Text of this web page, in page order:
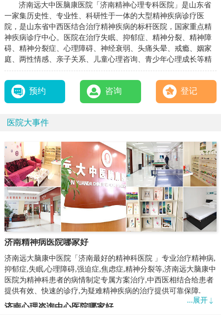
济南远大中医脑康医院「济南精神心理专科医院」是山东省
一家集历史性、专业性、科研性于一体的大型精神疾病诊疗医
院，是山东省中西医结合治疗精神疾病的标杆医院，国家重点精
神疾病诊疗中心。医院在治疗失眠、抑郁症、精神分裂、精神障
碍、精神分裂症、心理障碍、神经衰弱、头痛头晕、戒瘾、姻家
庭、两性情感、亲子关系、儿童心理咨询、青少年心理成长等精
神心理疾病领域疗效显著，是济南最好的精神科医院。
预约 咨询 登记
医院大事件
济南精神病医院哪家好
济南远大脑康中医院「济南最好的精神科医院 」专业治疗精神病,
抑郁症,失眠,心理障碍,强迫症,焦虑症,精神分裂等,济南远大脑康中
医院为精神科患者的病情制定专属方案治疗,中西医相结合给患者
提供有效、快速的诊疗,为疑难精神疾病的治疗提供可靠保障.
济南心理咨询中心医院哪家好
...展开